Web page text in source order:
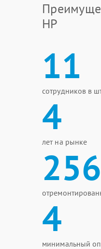
HP
11
сотрудников в
4
лет на рынке
4
минимальный